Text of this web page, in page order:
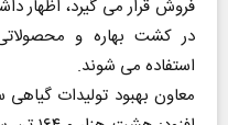
فروش قرار می گیرد، اظهار
در کشت بهاره و
استفاده می شوند.
معاون بهبود تولیدات